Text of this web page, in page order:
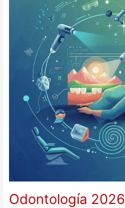
Odontología 2026